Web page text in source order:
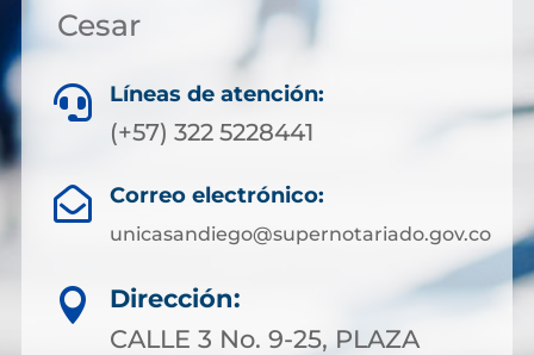
Cesar
 Líneas de atención:
(+57) 322 5228441
 Correo electrónico:
unicasandiego@supernotariado.gov.co

Dirección:
CALLE 3 No. 9-25, PLAZA